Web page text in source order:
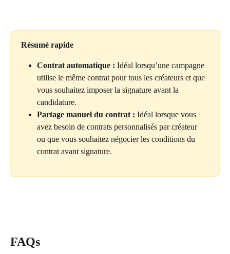
Résumé rapide
Contrat automatique : Idéal lorsqu’une campagne
utilise le même contrat pour tous les créateurs et que
vous souhaitez imposer la signature avant la
candidature.
Partage manuel du contrat : Idéal lorsque vous
avez besoin de contrats personnalisés par créateur
ou que vous souhaitez négocier les conditions du
contrat avant signature.
FAQs